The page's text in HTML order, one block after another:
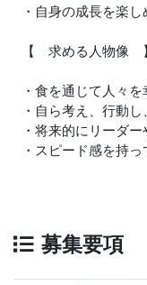
・自身の成長を楽し
【 求める人物像
・食を通じて人々
・自ら考え、行動
・将来的にリーダ
・スピード感を持
募集要項